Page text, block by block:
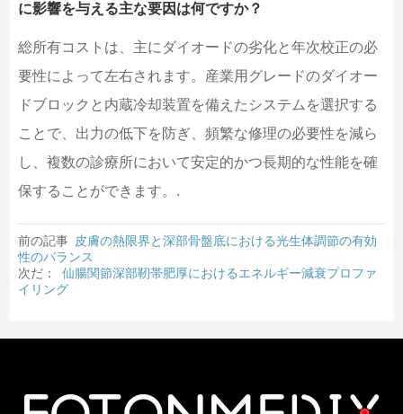
に影響を与える主な要因は何ですか？
総所有コストは、主にダイオードの劣化と年次校正の必
要性によって左右されます。産業用グレードのダイオー
ドブロックと内蔵冷却装置を備えたシステムを選択する
ことで、出力の低下を防ぎ、頻繁な修理の必要性を減ら
し、複数の診療所において安定的かつ長期的な性能を確
保することができます。.
前の記事 皮膚の熱限界と深部骨盤底における光生体調節の有効
性のバランス
次だ：
仙腸関節深部靭帯肥厚におけるエネルギー減衰プロファ
イリング